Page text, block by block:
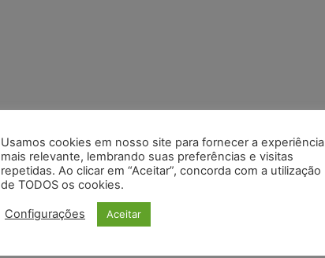
Usamos cookies em nosso site para fornecer a experiência
mais relevante, lembrando suas preferências e visitas
repetidas. Ao clicar em “Aceitar”, concorda com a utilização
de TODOS os cookies.
Configurações Aceitar